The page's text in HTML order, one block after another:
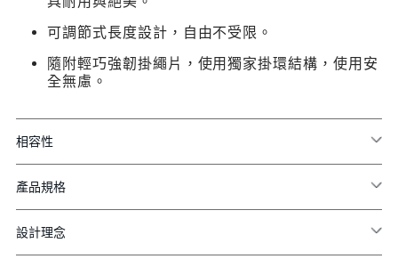
可調節式長度設計，自由不受限。
隨附輕巧強韌掛繩片，使用獨家掛環結構，使用安
全無慮。
相容性
產品規格
設計理念